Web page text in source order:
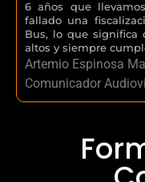
6 años que
fallado una
Bus, lo que significa
altos y siempre
Artemio Espinosa
Comunicador